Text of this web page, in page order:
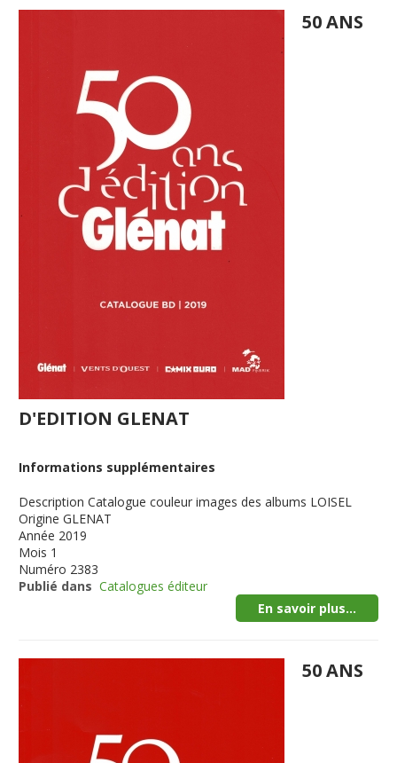
50 ANS
D'EDITION GLENAT
Informations supplémentaires
Description Catalogue couleur images des albums LOISEL
Origine GLENAT
Année 2019
Mois 1
Numéro 2383
Publié dans Catalogues éditeur
En savoir plus...
50 ANS